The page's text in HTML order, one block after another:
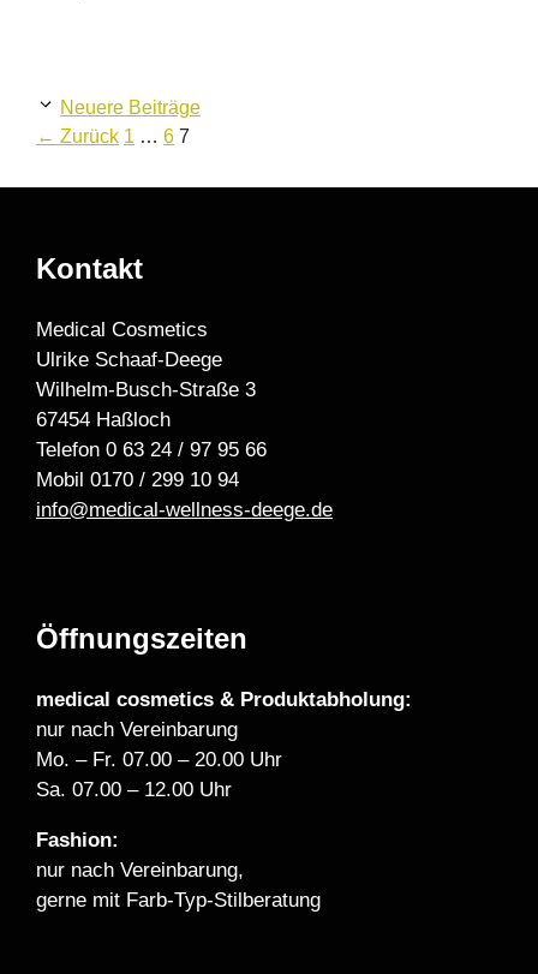
Neuere Beiträge
← Zurück Seite
1 … Seite
6 Seite
7
Kontakt
Medical Cosmetics
Ulrike Schaaf-Deege
Wilhelm-Busch-Straße 3
67454 Haßloch
Telefon 0 63 24 / 97 95 66
Mobil 0170 / 299 10 94
info@medical-wellness-deege.de
Öffnungszeiten
medical cosmetics & Produktabholung:
nur nach Vereinbarung
Mo. – Fr. 07.00 – 20.00 Uhr
Sa. 07.00 – 12.00 Uhr
Fashion:
nur nach Vereinbarung,
gerne mit Farb-Typ-Stilberatung